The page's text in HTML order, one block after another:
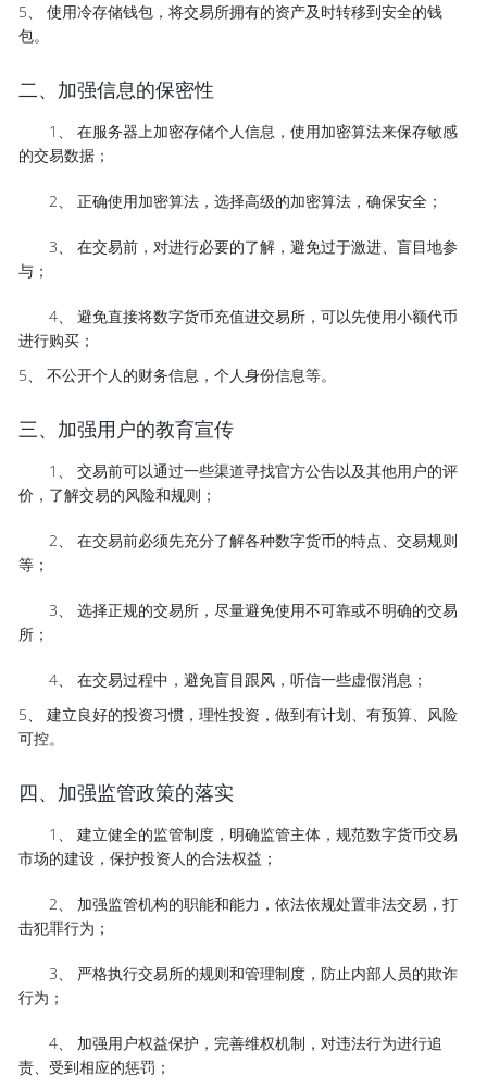
5、 使用冷存储钱包，将交易所拥有的资产及时转移到安全的钱
包。
二、加强信息的保密性
1、 在服务器上加密存储个人信息，使用加密算法来保存敏感
的交易数据；
2、 正确使用加密算法，选择高级的加密算法，确保安全；
3、 在交易前，对进行必要的了解，避免过于激进、盲目地参
与；
4、 避免直接将数字货币充值进交易所，可以先使用小额代币
进行购买；
5、 不公开个人的财务信息，个人身份信息等。
三、加强用户的教育宣传
1、 交易前可以通过一些渠道寻找官方公告以及其他用户的评
价，了解交易的风险和规则；
2、 在交易前必须先充分了解各种数字货币的特点、交易规则
等；
3、 选择正规的交易所，尽量避免使用不可靠或不明确的交易
所；
4、 在交易过程中，避免盲目跟风，听信一些虚假消息；
5、 建立良好的投资习惯，理性投资，做到有计划、有预算、风险
可控。
四、加强监管政策的落实
1、 建立健全的监管制度，明确监管主体，规范数字货币交易
市场的建设，保护投资人的合法权益；
2、 加强监管机构的职能和能力，依法依规处置非法交易，打
击犯罪行为；
3、 严格执行交易所的规则和管理制度，防止内部人员的欺诈
行为；
4、 加强用户权益保护，完善维权机制，对违法行为进行追
责、受到相应的惩罚；